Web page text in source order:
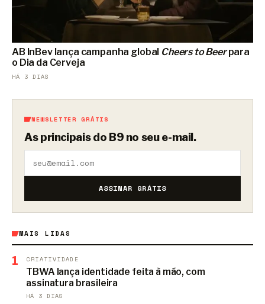
AB InBev lança campanha global Cheers to Beerpara
o Dia da Cerveja
HÁ 3 DIAS
NEWSLETTER GRÁTIS
As principais do B9 no seu e-mail.
ASSINAR GRÁTIS
MAIS LIDAS
1 CRIATIVIDADE
TBWA lança identidade feita à mão, com
assinatura brasileira
HÁ 3 DIAS